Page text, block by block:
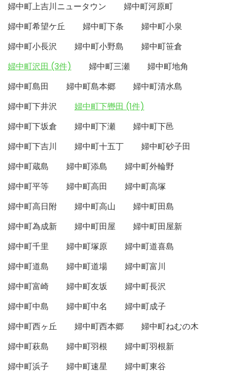
婦中町上吉川ニュータウン
婦中町河原町
婦中町希望ケ丘
婦中町下条
婦中町小泉
婦中町小長沢
婦中町小野島
婦中町笹倉
婦中町沢田 (3件)
婦中町三瀬
婦中町地角
婦中町島田
婦中町島本郷
婦中町清水島
婦中町下井沢
婦中町下轡田 (1件)
婦中町下坂倉
婦中町下瀬
婦中町下邑
婦中町下吉川
婦中町十五丁
婦中町砂子田
婦中町蔵島
婦中町添島
婦中町外輪野
婦中町平等
婦中町高田
婦中町高塚
婦中町高日附
婦中町高山
婦中町田島
婦中町為成新
婦中町田屋
婦中町田屋新
婦中町千里
婦中町塚原
婦中町道喜島
婦中町道島
婦中町道場
婦中町富川
婦中町富崎
婦中町友坂
婦中町長沢
婦中町中島
婦中町中名
婦中町成子
婦中町西ヶ丘
婦中町西本郷
婦中町ねむの木
婦中町萩島
婦中町羽根
婦中町羽根新
婦中町浜子
婦中町速星
婦中町東谷